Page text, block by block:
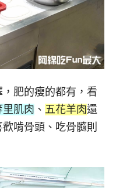
肥的瘦的都有，看
里肌肉 、 五花羊肉還
啃骨頭、吃骨髓則